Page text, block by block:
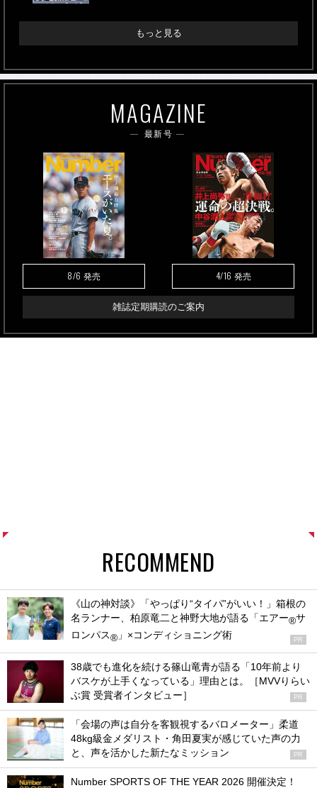
もっと見る
MAGAZINE
最新号
8/6 発売 4/16 発売
雑誌定期購読のご案内
RECOMMEND
《山の神対談》「やっぱり“タイパ”がいい！」箱根の
名ランナー、柏原竜二と神野大地が語る「エアー®サ
ロンパス® 」×コンディショニング術 PR
38歳でも進化を続ける篠山竜青が語る「10年前より
バスケが上手くなっている」理由とは。［MVVりらい
ぶ賞 受賞者インタビュー］
PR
「会場の声は自分を客観視するバロメーター」柔道
48kg級金メダリスト・角田夏実が感じていた声の力
と、声を活かした新たなミッション
PR
Number SPORTS OF THE YEAR 2026 開催決定！